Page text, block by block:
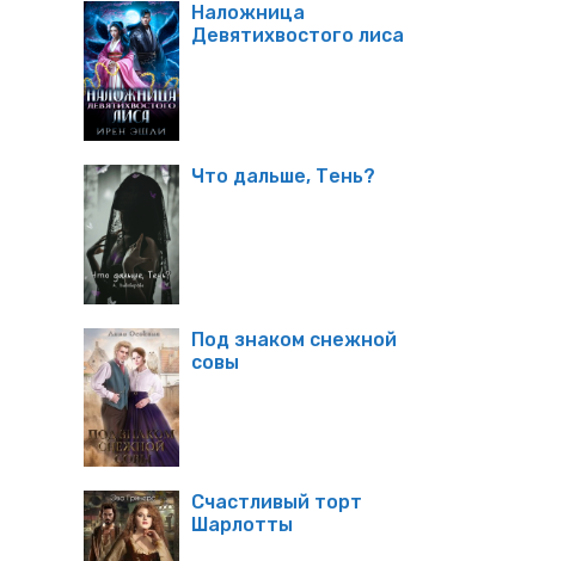
Наложница
Девятихвостого лиса
Что дальше, Тень?
Под знаком снежной
совы
Счастливый торт
Шарлотты